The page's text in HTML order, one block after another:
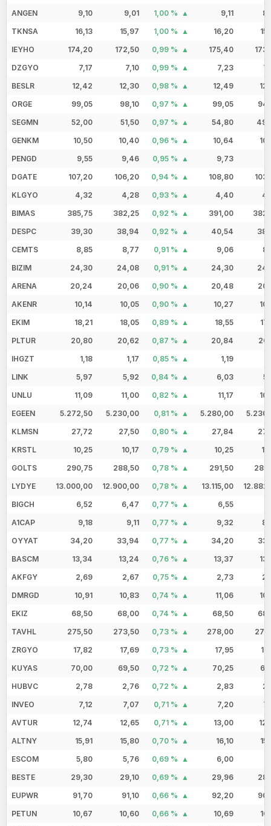
ANGEN 9,10 9,01 1,00 % 9,11
TKNSA
16,13 15,97 1,00 % 16,20
IEYHO
174,20 172,50 0,99 % 175,40
DZGYO
7,17 7,10 0,99 % 7,23
BESLR
12,42 12,30 0,98 % 12,49
ORGE
99,05 98,10 0,97 % 99,05
SEGMN
52,00 51,50 0,97 % 54,80
GENKM
10,50 10,40 0,96 % 10,64
PENGD
9,55 9,46 0,95 % 9,73
DGATE
107,20 106,20 0,94 % 108,80
KLGYO
4,32 4,28 0,93 % 4,40
BIMAS
385,75 382,25 0,92 % 391,00
DESPC
39,30 38,94 0,92 % 40,54
CEMTS
8,85 8,77 0,91 % 9,06
BIZIM
24,30 24,08 0,91 % 24,30
ARENA
20,24 20,06 0,90 % 20,48
AKENR
10,14 10,05 0,90 % 10,27
EKIM
18,21 18,05 0,89 % 18,55
PLTUR
20,80 20,62 0,87 % 20,84
IHGZT
1,18 1,17 0,85 % 1,19
LINK
5,97 5,92 0,84 % 6,03
UNLU
11,09 11,00 0,82 % 11,17
EGEEN
5.272,50 5.230,00 0,81 % 5.280,00
KLMSN
27,72 27,50 0,80 % 27,84
KRSTL
10,25 10,17 0,79 % 10,25
GOLTS
290,75 288,50 0,78 % 291,50
LYDYE
13.000,00 12.900,00 0,78 % 13.115,00
BIGCH
6,52 6,47 0,77 % 6,55
A1CAP
9,18 9,11 0,77 % 9,32
OYYAT
34,20 33,94 0,77 % 34,20
BASCM
13,34 13,24 0,76 % 13,37
AKFGY
2,69 2,67 0,75 % 2,73
DMRGD
10,91 10,83 0,74 % 11,06
EKIZ
68,50 68,00 0,74 % 68,50
TAVHL
275,50 273,50 0,73 % 278,00
ZRGYO
17,82 17,69 0,73 % 17,95
KUYAS
70,00 69,50 0,72 % 70,25
HUBVC
2,78 2,76 0,72 % 2,83
INVEO
7,12 7,07 0,71 % 7,20
AVTUR
12,74 12,65 0,71 % 13,00
ALTNY
15,91 15,80 0,70 % 16,10
ESCOM
5,80 5,76 0,69 % 6,00
BESTE
29,30 29,10 0,69 % 29,96
EUPWR
91,70 91,10 0,66 % 92,20
PETUN
10,67 10,60 0,66 % 10,69